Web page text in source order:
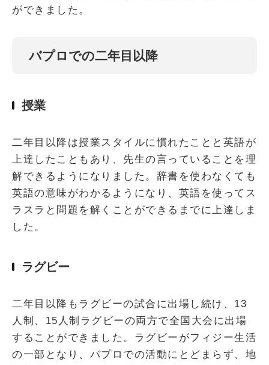
ができました。
バプロでの二年目以降
授業
二年目以降は授業スタイルに慣れたことと英語が
上達したこともあり、先生の言っていることを理
解できるようになりました。辞書を使わなくても
英語の意味がわかるようになり、英語を使ってス
ラスラと問題を解くことができるまでに上達しま
した。
ラグビー
二年目以降もラグビーの試合に出場し続け、13
人制、15人制ラグビーの両方で全国大会に出場
することができました。ラグビーがフィジー生活
の一部となり、バプロでの活動にとどまらず、地